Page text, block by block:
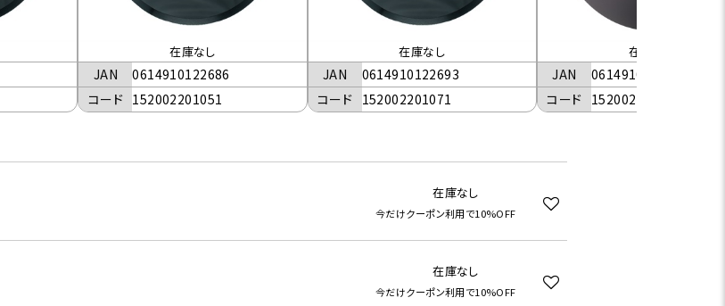
在庫なし
JAN
0614910122686
コード 152002201051
在庫なし
JAN
0614910122693
コード 152002201071
在庫なし
JAN
0614910121610
コード 152002202031
在庫なし
今だけクーポン利用で10%OFF
在庫なし
今だけクーポン利用で10%OFF